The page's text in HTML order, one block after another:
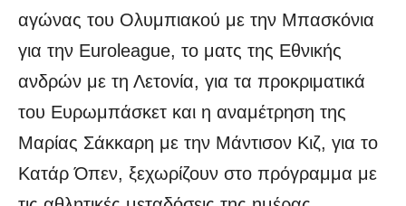
αγώνας του Ολυμπιακού με την Μπασκόνια
για την Euroleague, το ματς της Εθνικής
ανδρών με τη Λετονία, για τα προκριματικά
του Ευρωμπάσκετ και η αναμέτρηση της
Μαρίας Σάκκαρη με την Μάντισον Κιζ, για το
Κατάρ Όπεν, ξεχωρίζουν στο πρόγραμμα με